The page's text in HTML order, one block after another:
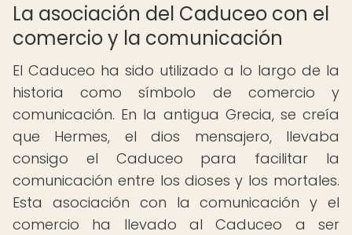
La asociación del Caduceo con el
comercio y la comunicación
El Caduceo ha sido utilizado a lo largo de la
historia como símbolo de comercio y
comunicación. En la antigua Grecia, se creía
que Hermes, el dios mensajero, llevaba
consigo el Caduceo para facilitar la
comunicación entre los dioses y los mortales.
Esta asociación con la comunicación y el
comercio ha llevado al Caduceo a ser